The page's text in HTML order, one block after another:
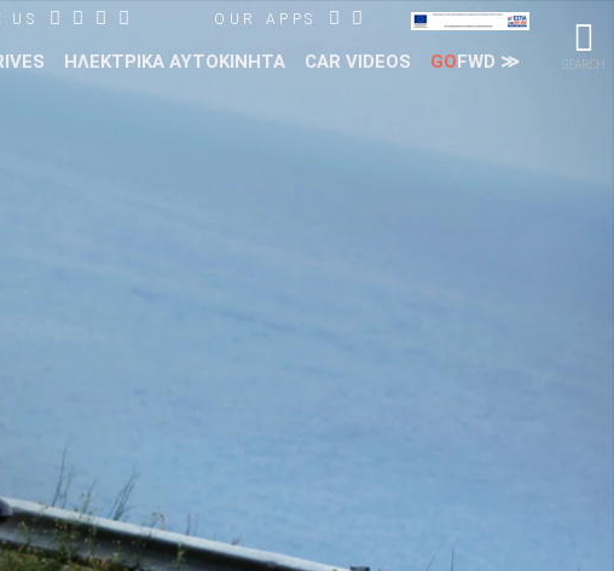
SEARCH
US OUR APPS
ΗΛΕΚΤΡΙΚΑ ΑΥΤΟΚΙΝΗΤΑ CAR VIDEOS GOFWD ≫